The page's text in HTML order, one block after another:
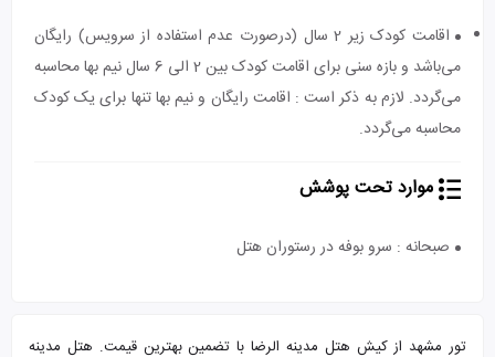
اقامت کودک زیر 2 سال (درصورت عدم استفاده از سرویس) رایگان
می‌باشد و بازه سنی برای اقامت کودک بین 2 الی 6 سال نیم بها محاسبه
می‌گردد. لازم به ذکر است : اقامت رایگان و نیم بها تنها برای یک کودک
محاسبه می‌گردد.
موارد تحت پوشش
صبحانه : سرو بوفه در رستوران هتل
تور مشهد از کیش هتل مدینه الرضا با تضمین بهترین قیمت. هتل مدینه